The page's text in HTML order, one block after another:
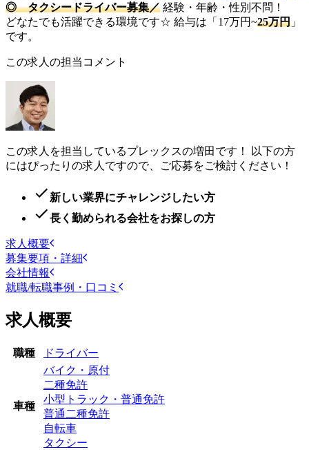
◎ タクシードライバー募集／ 経験・年齢・性別不問！
どなたでも活躍できる環境です☆ 給与は「17万円~25万円 」
です。
この求人の担当コメント
この求人を担当しているプレックスの増田です！ 以下の方
にはぴったりの求人ですので、ご応募をご検討ください！
新しい業界にチャレンジしたい方
長く勤められる会社をお探しの方
求人概要
募集要項・詳細
会社情報
就職/転職事例・口コミ
求人概要
職種 ドライバー
車種
バイク・原付
二種免許
小型トラック・普通免許
普通二種免許
自転車
タクシー